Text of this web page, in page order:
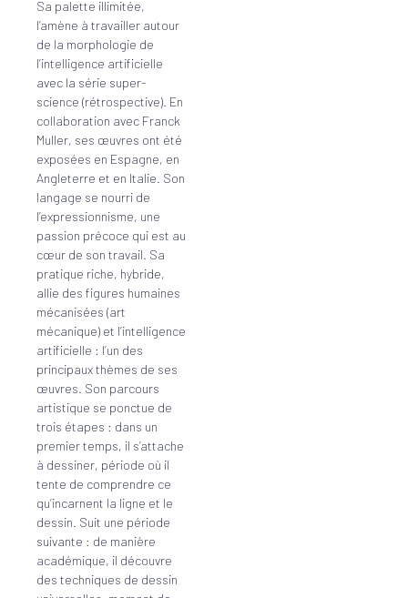
Sa palette illimitée,
l’amène à travailler autour
de la morphologie de
l’intelligence artificielle
avec la série super-
science (rétrospective). En
collaboration avec Franck
Muller, ses œuvres ont été
exposées en Espagne, en
Angleterre et en Italie. Son
langage se nourri de
l’expressionnisme, une
passion précoce qui est au
cœur de son travail. Sa
pratique riche, hybride,
allie des figures humaines
mécanisées (art
mécanique) et l’intelligence
artificielle : l’un des
principaux thèmes de ses
œuvres. Son parcours
artistique se ponctue de
trois étapes : dans un
premier temps, il s’attache
à dessiner, période où il
tente de comprendre ce
qu’incarnent la ligne et le
dessin. Suit une période
suivante : de manière
académique, il découvre
des techniques de dessin